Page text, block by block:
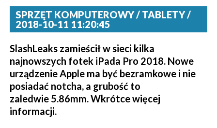
SPRZĘT KOMPUTEROWY / TABLETY /
2018-10-11 11:20:45
SlashLeaks zamieścił w sieci kilka
najnowszych fotek iPada Pro 2018. Nowe
urządzenie Apple ma być bezramkowe i nie
posiadać notcha, a grubość to
zaledwie 5.86mm. Wkrótce więcej
informacji.